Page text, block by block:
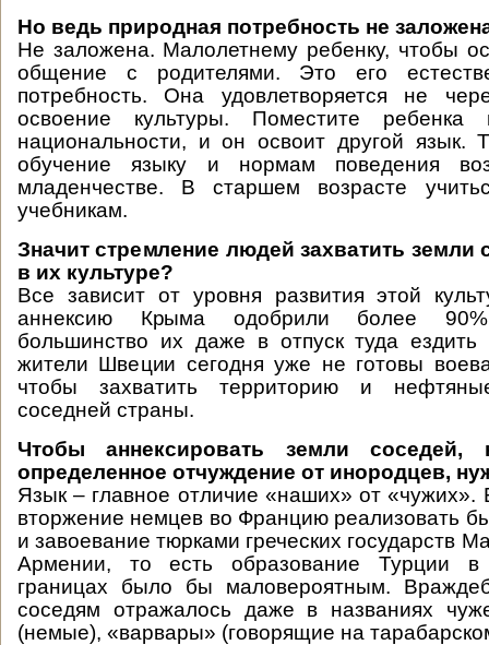
Но ведь природная потребность не
Не заложена. Малолетнему ребенку, чтобы
общение с родителями. Это его
потребность. Она удовлетворяется не
освоение культуры. Поместите
национальности, и он освоит другой язык.
обучение языку и нормам поведения
младенчестве. В старшем возрасте
учебникам.
Значит стремление людей захватить земли
в их культуре?
Все зависит от уровня развития этой
аннексию Крыма одобрили более
большинство их даже в отпуск туда
жители Швеции сегодня уже не готовы
чтобы захватить территорию и
соседней страны.
Чтобы аннексировать земли соседей,
определенное отчуждение от инородцев,
Язык – главное отличие «наших» от «чужих».
вторжение немцев во Францию реализовать
и завоевание тюрками греческих государств
Армении, то есть образование Турции
границах было бы маловероятным.
соседям отражалось даже в названиях
(немые), «варвары» (говорящие на